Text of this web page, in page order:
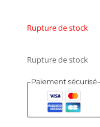
Rupture de stock
Rupture de stock